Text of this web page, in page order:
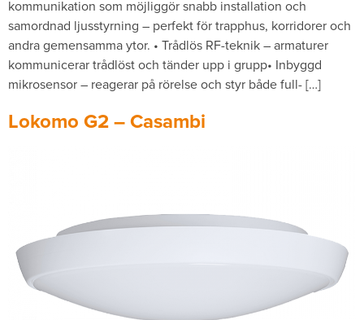
kommunikation som möjliggör snabb installation och
samordnad ljusstyrning – perfekt för trapphus, korridorer och
andra gemensamma ytor. • Trådlös RF-teknik – armaturer
kommunicerar trådlöst och tänder upp i grupp• Inbyggd
mikrosensor – reagerar på rörelse och styr både full- […]
Lokomo G2 – Casambi